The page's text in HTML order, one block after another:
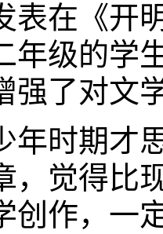
表在《开
年级的学
强了对文
年时期才
，觉得比
创作，一